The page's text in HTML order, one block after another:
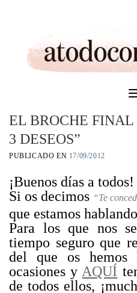
EL BROCHE FINAL
3 DESEOS”
PUBLICADO EN 17/09/2012
¡Buenos días a todos!
Si os decimos “Te
que estamos
Para los que nos
tiempo seguro que
del que os hemos
ocasiones y AQUÍ
de todos ellos,